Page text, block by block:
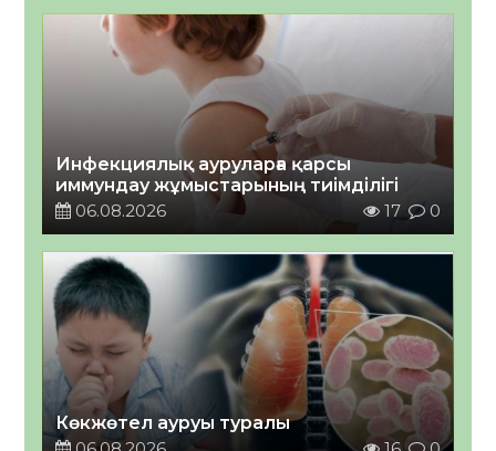
Инфекциялық ауруларға қарсы
иммундау жұмыстарының тиімділігі
06.08.2026
17 0
Көкжөтел ауруы туралы